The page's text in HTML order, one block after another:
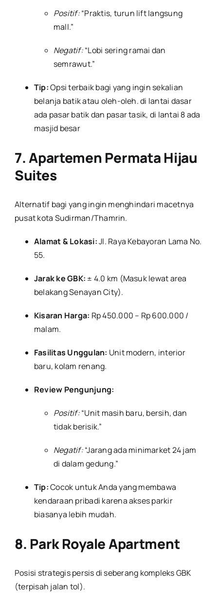
Positif:“Praktis, turun lift langsung
mall.”
Negatif:“Lobi sering ramai dan
semrawut.”
Tip:Opsi terbaik bagi yang ingin sekalian
belanja batik atau oleh-oleh. di lantai dasar
ada pasar batik dan pasar tasik, di lantai 8 ada
masjid besar
7. Apartemen Permata Hijau
Suites
Alternatif bagi yang ingin menghindari macetnya
pusat kota Sudirman/Thamrin.
Alamat & Lokasi:Jl. Raya Kebayoran Lama No.
55.
Jarak ke GBK: ± 4.0 km (Masuk lewat area
belakang Senayan City).
Kisaran Harga: Rp 450.000 – Rp 600.000 /
malam.
Fasilitas Unggulan: Unit modern, interior
baru, kolam renang.
Review Pengunjung:
Positif:“Unit masih baru, bersih, dan
tidak berisik.”
Negatif:“Jarang ada minimarket 24 jam
di dalam gedung.”
Tip:Cocok untuk Anda yang membawa
kendaraan pribadi karena akses parkir
biasanya lebih mudah.
8. Park Royale Apartment
Posisi strategis persis di seberang kompleks GBK
(terpisah jalan tol).